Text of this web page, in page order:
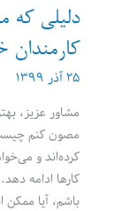
دلیلی که
۲۵ آذر ۱۳۹۹
مشاور عزیز،
مصون کنم
کرده‌اند و
کارها ادامه
باشم، آیا